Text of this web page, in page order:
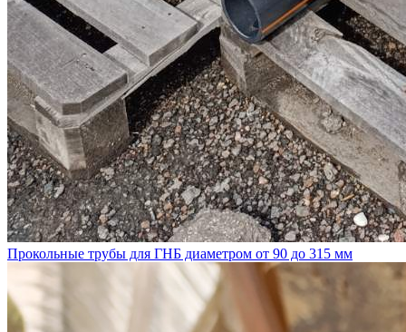
Прокольные трубы для ГНБ диаметром от 90 до 315 мм